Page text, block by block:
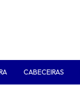
CABECEIRAS